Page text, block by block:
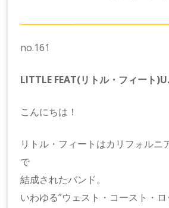
no.161
LITTLE FEAT(リトル・フィート
こんにちは！
リトル・フィートはカリフォルニ
で
結成されたバンド。
いわゆる”ウェスト・コースト・